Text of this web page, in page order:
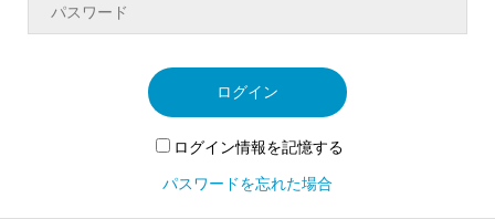
ログイン
ログイン情報を記憶する
パスワードを忘れた場合